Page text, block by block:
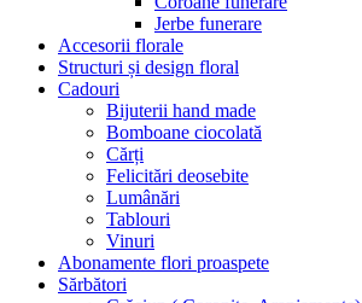
Jerbe funerare
Accesorii florale
Structuri și design floral
Cadouri
Bijuterii hand made
Bomboane ciocolată
Cărți
Felicitări deosebite
Lumânări
Tablouri
Vinuri
Abonamente flori proaspete
Sărbători